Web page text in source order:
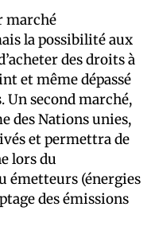
marché
la possibilité aux
des droits à
et même dépassé
second marché,
des Nations unies,
et permettra de
lors du
émetteurs (énergies
des émissions